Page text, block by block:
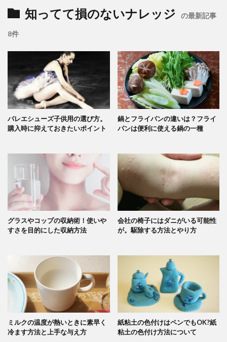
知ってて損のないナレッジ の最新記事
8件
バレエシューズ子供用の選び方。
購入時に抑えておきたいポイント
鍋とフライパンの違いは？フライ
パンは便利に使える鍋の一種
グラスやコップの収納術！使いや
すさを目的にした収納方法
会社の椅子にはダニがいる可能性
が。駆除する方法とやり方
ミルクの温度が熱いときに素早く
冷ます方法と上手な与え方
紙粘土の色付けはペンでもOK?紙
粘土の色付け方法について